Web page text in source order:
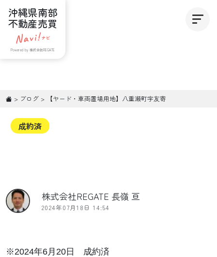
沖縄県南部
不動産売買
Powered by 株式会社REGATE
> ブログ > 【ヤード・車両置場用地】八重瀬町字友寄
成約済
株式会社REGATE 長嶺 亘
2024年07月18日 14:54
※2024年6月20日 成約済